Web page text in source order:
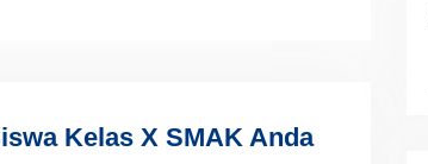
Kelas X SMAK Anda